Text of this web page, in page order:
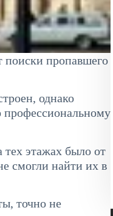
поиски пропавшего
однако
профессиональному
этажах было от
смогли найти их в
точно не